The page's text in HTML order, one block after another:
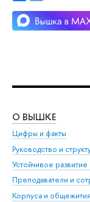
О ВЫШКЕ
Цифры и факты
Руководство и
Устойчивое
Преподаватели и
Корпуса и общежития